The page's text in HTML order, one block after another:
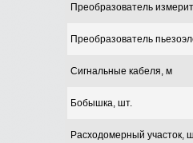
Преобразователь
Преобразователь
Сигнальные кабеля, м
Бобышка, шт.
Расходомерный участок,